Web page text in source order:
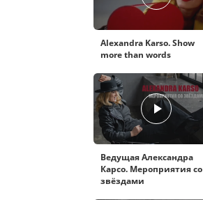
Alexandra Karso. Show
more than words
Ведущая Александра
Карсо. Мероприятия со
звёздами